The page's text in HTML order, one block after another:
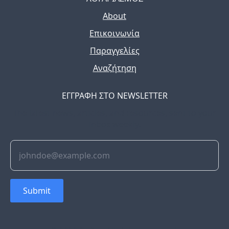
About
Επικοινωνία
Παραγγελίες
Αναζήτηση
ΕΓΓΡΑΦΗ ΣΤΟ NEWSLETTER
Submit